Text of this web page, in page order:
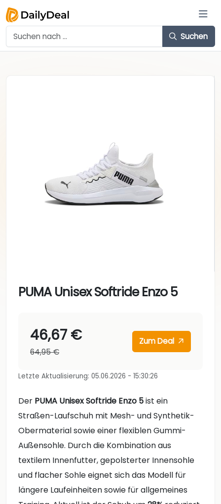
Suchen
PUMA Unisex Softride Enzo 5
46,67 €
64,95 €
Zum Deal
Letzte Aktualisierung: 05.06.2026 - 15:30:26
Der PUMA Unisex Softride Enzo 5ist ein
Straßen-Laufschuh mit Mesh- und Synthetik-
Obermaterial sowie einer flexiblen Gummi-
Außensohle. Durch die Kombination aus
textilem Innenfutter, gepolsterter Innensohle
und flacher Sohle eignet sich das Modell für
längere Laufeinheiten sowie für allgemeines